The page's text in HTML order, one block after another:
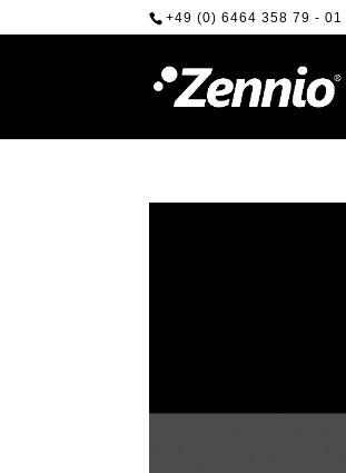
+49 (0) 6464 358 79 - 01